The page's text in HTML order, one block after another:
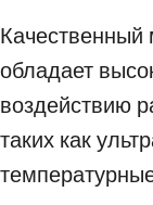
Качественный
обладает
воздействию
таких как